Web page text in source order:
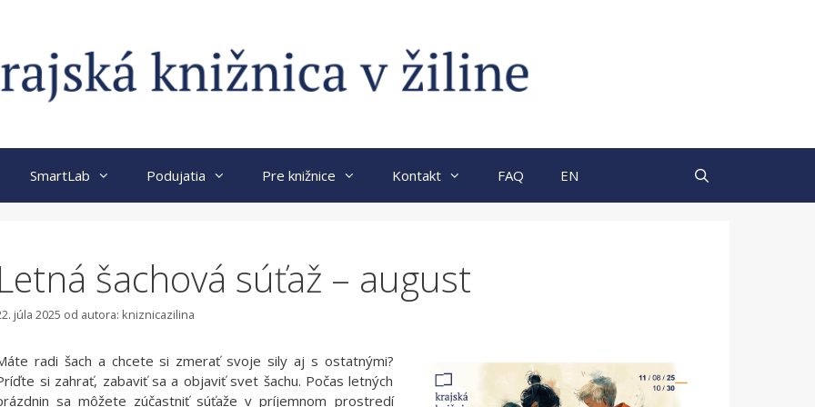
SmartLab Podujatia Pre knižnice Kontakt FAQ EN
Letná šachová súťaž – august
júla 2025 od autora: kniznicazilina
radi šach a chcete si zmerať svoje sily aj s ostatnými?
si zahrať, zabaviť sa a objaviť svet šachu. Počas letných
sa môžete zúčastniť súťaže v príjemnom prostredí